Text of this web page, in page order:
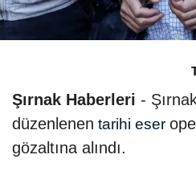
Şırnak Haberleri -
düzenlenen tarihi eser
gözaltına alındı.